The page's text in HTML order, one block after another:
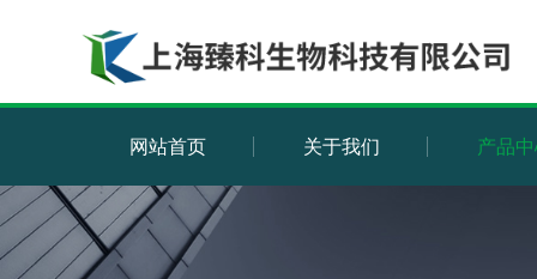
网站首页 关于我们 产品